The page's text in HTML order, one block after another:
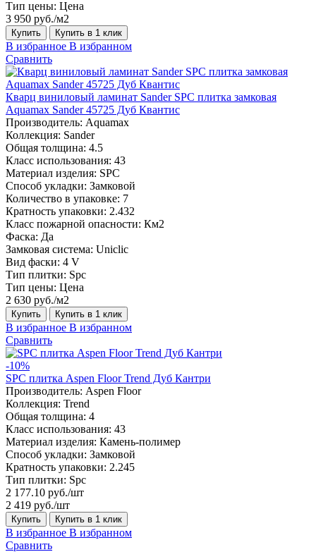
Тип цены: Цена
3 950 руб./м2
Купить Купить в 1 клик
В избранное В избранном
Сравнить
Кварц виниловый ламинат Sander SPC плитка замковая
Aquamax Sander 45725 Дуб Квантис
Производитель: Aquamax
Коллекция: Sander
Общая толщина: 4.5
Класс использования: 43
Материал изделия: SPC
Способ укладки: Замковой
Количество в упаковке: 7
Кратность упаковки: 2.432
Класс пожарной опасности: Км2
Фаска: Да
Замковая система: Uniclic
Вид фаски: 4 V
Тип плитки: Spc
Тип цены: Цена
2 630 руб./м2
Купить Купить в 1 клик
В избранное В избранном
Сравнить
-10%
SPC плитка Aspen Floor Trend Дуб Кантри
Производитель: Aspen Floor
Коллекция: Trend
Общая толщина: 4
Класс использования: 43
Материал изделия: Камень-полимер
Способ укладки: Замковой
Кратность упаковки: 2.245
Тип плитки: Spc
2 177.10 руб./шт
2 419 руб./шт
Купить Купить в 1 клик
В избранное В избранном
Сравнить